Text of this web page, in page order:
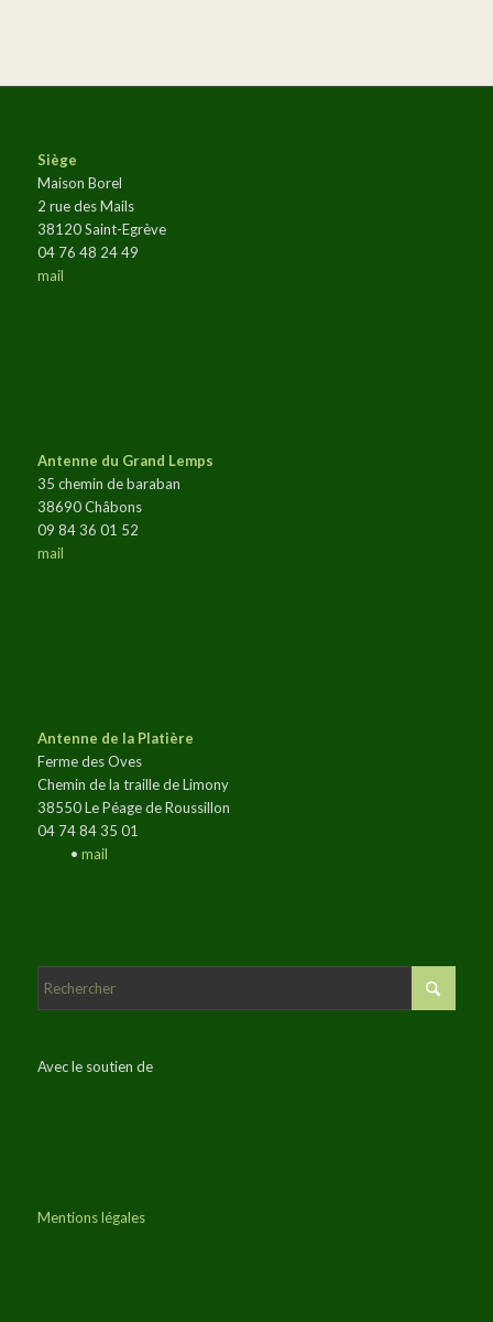
Siège
Maison Borel
2 rue des Mails
38120 Saint-Egrève
04 76 48 24 49
mail
Antenne du Grand Lemps
35 chemin de baraban
38690 Châbons
09 84 36 01 52
mail
Antenne de la Platière
Ferme des Oves
Chemin de la traille de Limony
38550 Le Péage de Roussillon
04 74 84 35 01
• mail
Avec le soutien de
Mentions légales